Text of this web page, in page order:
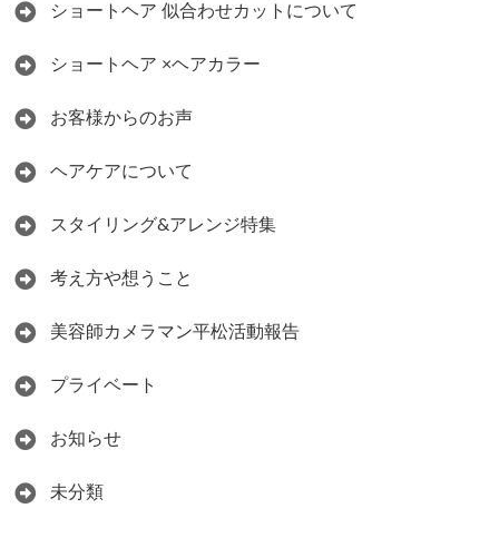
ショートヘア 似合わせカットについて
ショートヘア ×ヘアカラー
お客様からのお声
ヘアケアについて
スタイリング&アレンジ特集
考え方や想うこと
美容師カメラマン平松活動報告
プライベート
お知らせ
未分類